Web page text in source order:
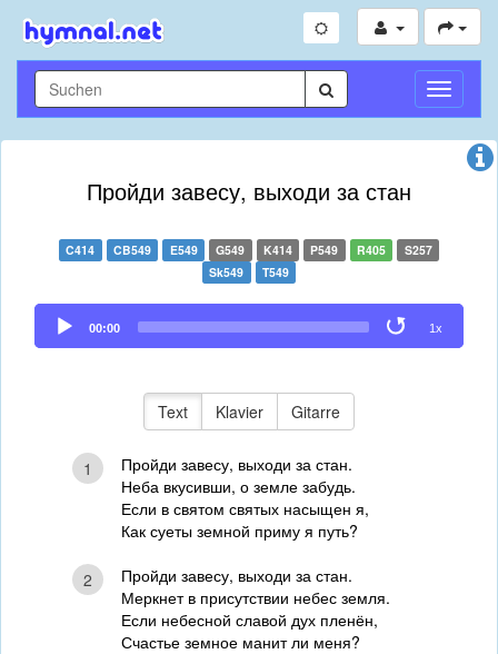
Пройди завесу, выходи за стан
C414 CB549 E549 G549 K414 P549 R405
S257
Sk549
T549
Audio
Player
00:00 1x
Text Klavier Gitarre
1
Пройди завесу, выходи за стан.
Неба вкусивши, о земле забудь.
Если в святом святых насыщен я,
Как суеты земной приму я путь?
2
Пройди завесу, выходи за стан.
Меркнет в присутствии небес земля.
Если небесной славой дух пленён,
Счастье земное манит ли меня?